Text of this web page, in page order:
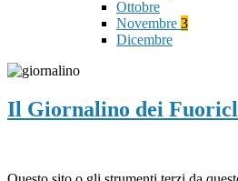
Ottobre
Novembre 3
Dicembre
Il Giornalino dei